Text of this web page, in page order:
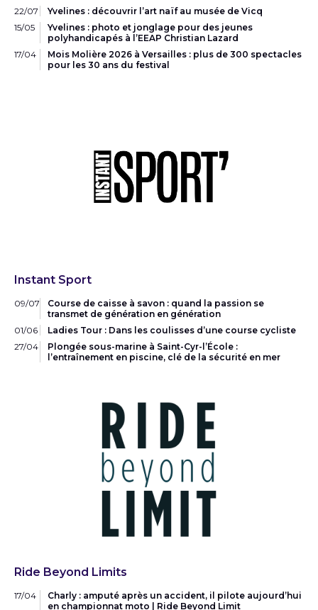
22/07
Yvelines : découvrir l’art naïf au musée de Vicq
15/05
Yvelines : photo et jonglage pour des jeunes
polyhandicapés à l’EEAP Christian Lazard
17/04
Mois Molière 2026 à Versailles : plus de 300 spectacles
pour les 30 ans du festival
Instant Sport
09/07
Course de caisse à savon : quand la passion se
transmet de génération en génération
01/06
Ladies Tour : Dans les coulisses d’une course cycliste
27/04
Plongée sous-marine à Saint-Cyr-l’École :
l’entraînement en piscine, clé de la sécurité en mer
Ride Beyond Limits
17/04
Charly : amputé après un accident, il pilote aujourd’hui
en championnat moto | Ride Beyond Limit